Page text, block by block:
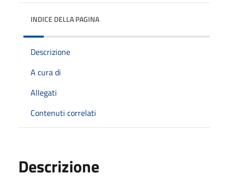
INDICE DELLA PAGINA
Descrizione
A cura di
Allegati
Contenuti correlati
Descrizione